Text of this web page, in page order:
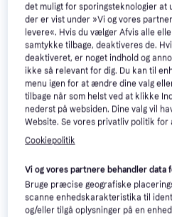
-869 kr.
M3 (2025), 11-
Fi+Cellular,
128GB, Space
Grey
5.131 kr.
128GB,
5.699
1.900 kr.
det muligt for sporingsteknologier at
der er vist under »Vi og vores
levere«. Hvis du vælger Afvis alle
samtykke tilbage, deaktiveres de.
deaktiveret, er noget indhold og
ikke så relevant for dig. Du kan til
menu igen for at ændre dine valg
tilbage når som helst ved at klikke
nederst på websiden. Dine valg vil
Website. Se vores privatliv politik for
Cookiepolitik
Vi og vores partnere behandler data
Bruge præcise geografiske
scanne enhedskarakteristika til
og/eller tilgå oplysninger på en